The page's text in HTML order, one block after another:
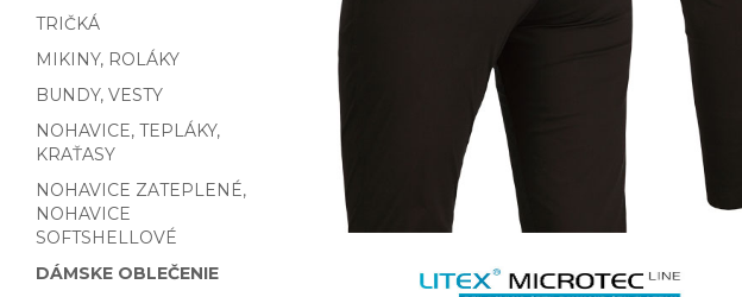
TRIČKÁ
MIKINY, ROLÁKY
BUNDY, VESTY
NOHAVICE, TEPLÁKY,
KRAŤASY
NOHAVICE ZATEPLENÉ,
NOHAVICE
SOFTSHELLOVÉ
DÁMSKE OBLEČENIE